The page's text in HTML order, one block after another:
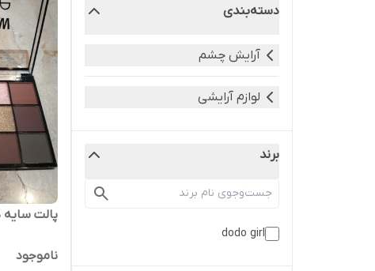
دسته‌بندی
آرایش چشم
لوازم آرایشی
برند
dodo girl
پالت سایه
ناموجود